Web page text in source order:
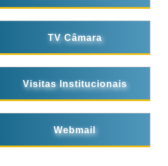
TV Câmara
Visitas Institucionais
Webmail